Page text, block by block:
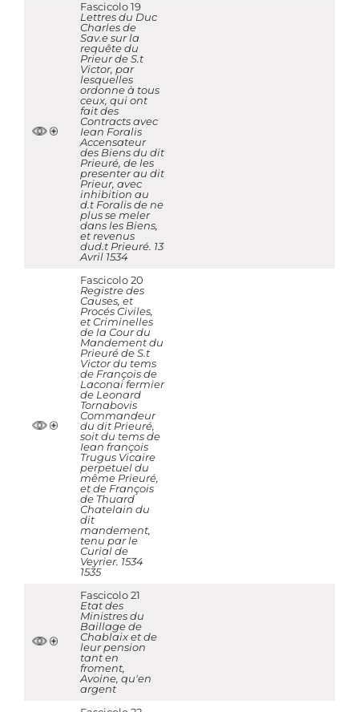
Fascicolo 19
Lettres du Duc
Charles de
Sav.e sur la
requête du
Prieur de S.t
Victor, par
lesquelles
ordonne à tous
ceux, qui ont
fait des
Contracts avec
Iean Foralis
Accensateur
des Biens du dit
Prieuré, de les
presenter au dit
Prieur, avec
inhibition au
d.t Foralis de ne
plus se meler
dans les Biens,
et revenus
dud.t Prieuré. 13
Avril 1534
Fascicolo 20
Registre des
Causes, et
Procés Civiles,
et Criminelles
de la Cour du
Mandement du
Prieuré de S.t
Victor du tems
de François de
Laconai fermier
de Leonard
Tornabovis
Commandeur
du dit Prieuré,
soit du tems de
Iean françois
Trugus Vicaire
perpetuel du
même Prieuré,
et de François
de Thuard
Chatelain du
dit
mandement,
tenu par le
Curial de
Veyrier. 1534
1535
Fascicolo 21
Etat des
Ministres du
Baillage de
Chablaix et de
leur pension
tant en
froment,
Avoine, qu'en
argent